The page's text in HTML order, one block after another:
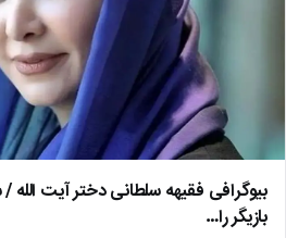
بیوگرافی فقیهه سلطانی دختر آیت
بازیگر را…